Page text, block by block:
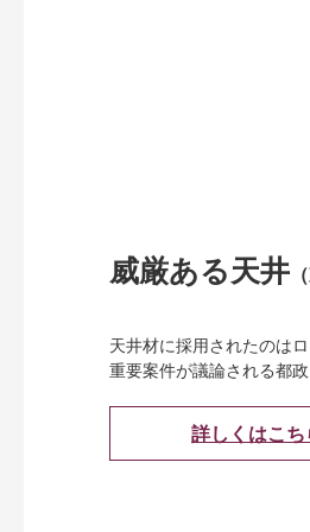
威厳ある天井
天井材に採用されたのは
重要案件が議論される都
詳しくはこち